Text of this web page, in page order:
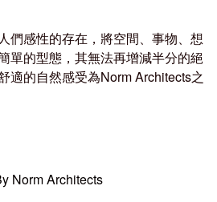
們感性的存在，將空間、事物、想
單的型態，其無法再增減半分的絕
適的自然感受為Norm Architects之
Norm Architects